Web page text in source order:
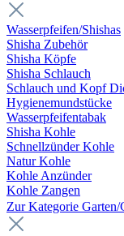
Wasserpfeifen/Shishas
Shisha Zubehör
Shisha Köpfe
Shisha Schlauch
Schlauch und Kopf
Hygienemundstücke
Wasserpfeifentabak
Shisha Kohle
Schnellzünder Kohle
Natur Kohle
Kohle Anzünder
Kohle Zangen
Zur Kategorie